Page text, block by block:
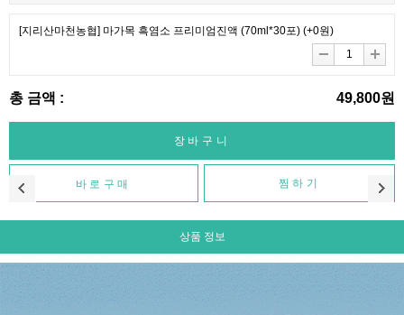
[지리산마천농협] 마가목 흑염소 프리미엄진액 (70ml*30포) (+0원)
총 금액 : 49,800원
찜하기
상품 정보